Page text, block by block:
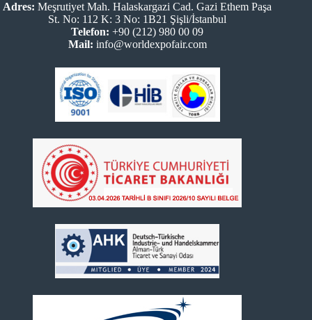
Adres: Meşrutiyet Mah. Halaskargazi Cad. Gazi Ethem Paşa
St. No: 112 K: 3 No: 1B21 Şişli/İstanbul
Telefon: +90 (212) 980 00 09
Mail: info@worldexpofair.com